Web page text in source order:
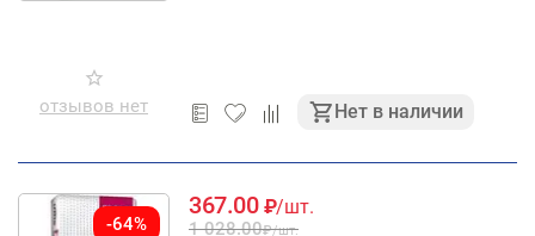
отзывов нет Нет в наличии
-64%
367.00 ₽/шт.
1 028.00₽/шт.